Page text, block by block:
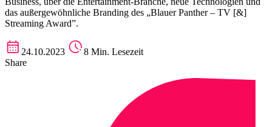
das außergewöhnliche Branding des „Blauer Panther – TV [&]
Streaming Award”.
24.10.2023
8 Min. Lesezeit
Share